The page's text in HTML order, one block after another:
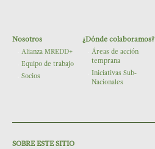
Nosotros
Alianza MREDD+
Equipo de trabajo
Socios
¿Dónde colaboramos?
Áreas de acción
temprana
Iniciativas Sub-
Nacionales
SOBRE ESTE SITIO